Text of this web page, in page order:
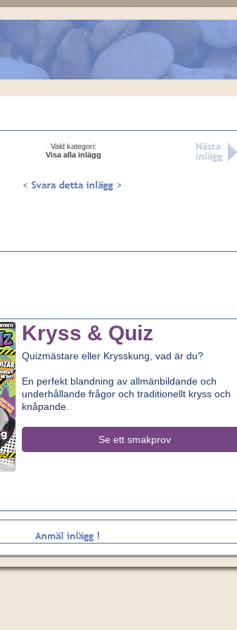
Vald kategori:
Visa alla inlägg
Kryss & Quiz
Quizmästare eller Krysskung, vad är du?
En perfekt blandning av allmänbildande och
underhållande frågor och traditionellt kryss och
knåpande.
Se ett smakprov